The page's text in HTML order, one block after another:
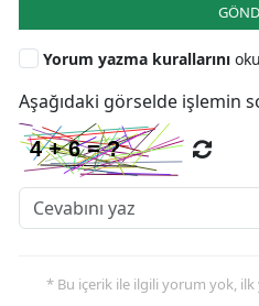
Yorum yazma kurallarını
Aşağıdaki görselde işlemin
* Bu içerik ile ilgili yorum yok, ilk